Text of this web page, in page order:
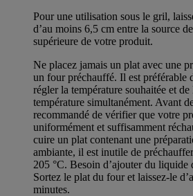
Pour une utilisation sous le gril,
d’au moins 6,5 cm entre la source
supérieure de votre produit.
Ne placez jamais un plat avec une
un four préchauffé. Il est préférable
régler la température souhaitée et
température simultanément. Avant
recommandé de vérifier que votre
uniformément et suffisamment
cuire un plat contenant une
ambiante, il est inutile de
205 °C. Besoin d’ajouter du liquide
Sortez le plat du four et laissez-le
minutes.